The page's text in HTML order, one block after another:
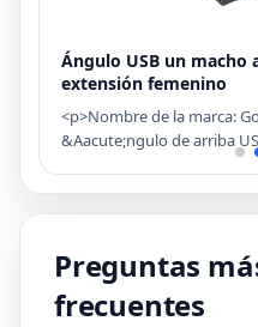
Ángulo USB un macho
extensión femenino
<p>Nombre de la marca:
&Aacute;ngulo de arriba
Conector<br />
macho a una
/> Corriente: 2.4A o
este cable USB de
cables de carga</p>
Preguntas
frecuentes